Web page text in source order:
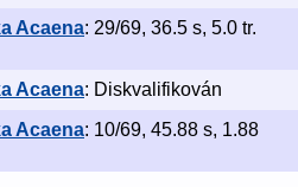
Acaena: 29/69, 36.5 s, 5.0 tr.
Acaena: Diskvalifikován
Acaena: 10/69, 45.88 s, 1.88